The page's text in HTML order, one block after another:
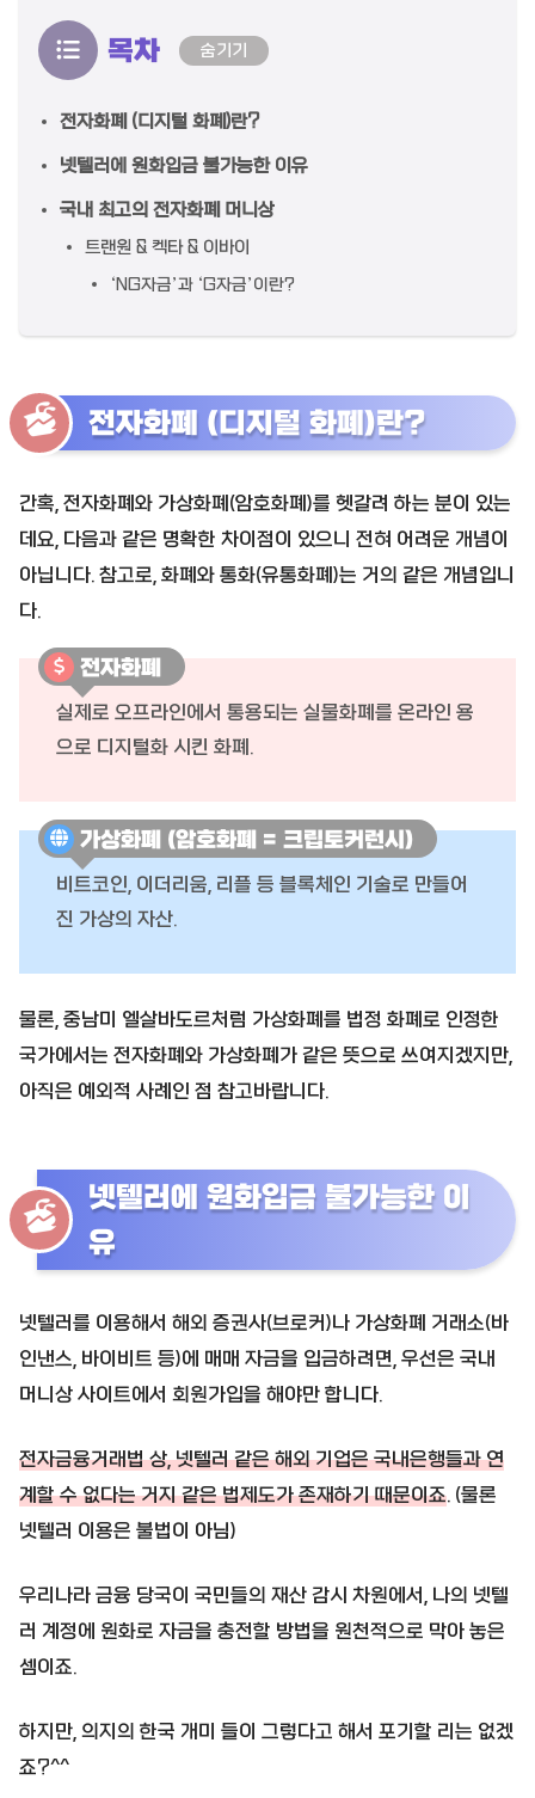
목차 숨기기
전자화폐 (디지털 화폐)란?
넷텔러에 원화입금 불가능한 이유
국내 최고의 전자화폐 머니상
트랜원 & 켁타 & 이바이
‘NG자금’과 ‘G자금’이란?
전자화폐 (디지털 화폐)란?
간혹, 전자화폐와 가상화폐(암호화폐)를 헷갈려 하는 분이 있는
데요, 다음과 같은 명확한 차이점이 있으니 전혀 어려운 개념이
아닙니다. 참고로, 화폐와 통화(유통화폐)는 거의 같은 개념입니
다.
전자화폐
실제로 오프라인에서 통용되는 실물화폐를 온라인 용
으로 디지털화 시킨 화폐.
가상화폐 (암호화폐 = 크립토커런시)
비트코인, 이더리움, 리플 등 블록체인 기술로 만들어
진 가상의 자산.
물론, 중남미 엘살바도르처럼 가상화폐를 법정 화폐로 인정한
국가에서는 전자화폐와 가상화폐가 같은 뜻으로 쓰여지겠지만,
아직은 예외적 사례인 점 참고바랍니다.
넷텔러에 원화입금 불가능한 이
유
넷텔러를 이용해서 해외 증권사(브로커)나 가상화폐 거래소(바
인낸스, 바이비트 등)에 매매 자금을 입금하려면, 우선은 국내
머니상 사이트에서 회원가입을 해야만 합니다.
전자금융거래법 상, 넷텔러 같은 해외 기업은 국내은행들과 연
계할 수 없다는 거지 같은 법제도가 존재하기 때문이죠. (물론
넷텔러 이용은 불법이 아님)
우리나라 금융 당국이 국민들의 재산 감시 차원에서, 나의 넷텔
러 계정에 원화로 자금을 충전할 방법을 원천적으로 막아 놓은
셈이죠.
하지만, 의지의 한국 개미 들이 그렇다고 해서 포기할 리는 없겠
죠?^^